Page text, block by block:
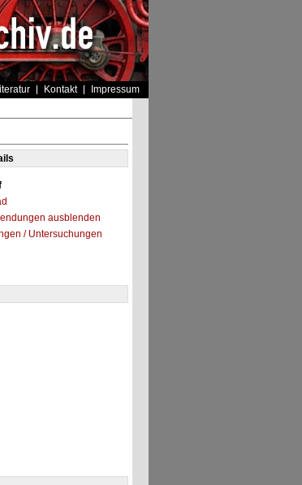
Kontakt Impressum
ausblenden
/ Untersuchungen